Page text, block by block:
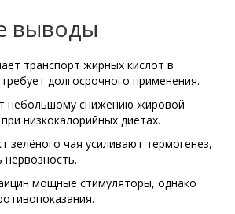
выводы
транспорт жирных кислот в
долгосрочного применения.
небольшому снижению жировой
низкокалорийных диетах.
зелёного чая усиливают термогенез,
мощные стимуляторы, однако